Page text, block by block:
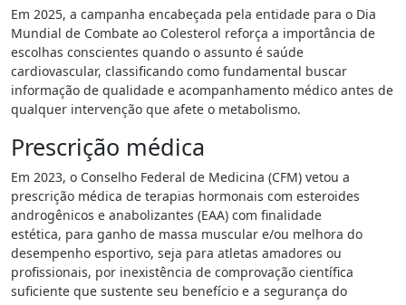
Em 2025, a campanha encabeçada pela entidade para o Dia
Mundial de Combate ao Colesterol reforça a importância de
escolhas conscientes quando o assunto é saúde
cardiovascular, classificando como fundamental buscar
informação de qualidade e acompanhamento médico antes de
qualquer intervenção que afete o metabolismo.
Prescrição médica
Em 2023, o Conselho Federal de Medicina (CFM) vetou a
prescrição médica de terapias hormonais com esteroides
androgênicos e anabolizantes (EAA) com finalidade
estética, para ganho de massa muscular e/ou melhora do
desempenho esportivo, seja para atletas amadores ou
profissionais, por inexistência de comprovação científica
suficiente que sustente seu benefício e a segurança do